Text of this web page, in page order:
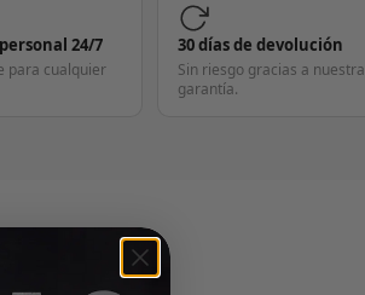
24/7
para cualquier
30 días de devolución
Sin riesgo gracias a nuestra
garantía.